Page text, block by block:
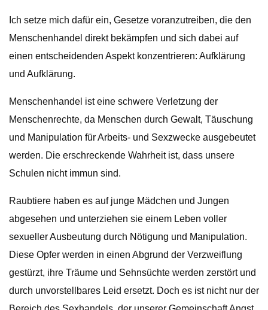
Ich setze mich dafür ein, Gesetze voranzutreiben, die den
Menschenhandel direkt bekämpfen und sich dabei auf
einen entscheidenden Aspekt konzentrieren: Aufklärung
und Aufklärung.
Menschenhandel ist eine schwere Verletzung der
Menschenrechte, da Menschen durch Gewalt, Täuschung
und Manipulation für Arbeits- und Sexzwecke ausgebeutet
werden. Die erschreckende Wahrheit ist, dass unsere
Schulen nicht immun sind.
Raubtiere haben es auf junge Mädchen und Jungen
abgesehen und unterziehen sie einem Leben voller
sexueller Ausbeutung durch Nötigung und Manipulation.
Diese Opfer werden in einen Abgrund der Verzweiflung
gestürzt, ihre Träume und Sehnsüchte werden zerstört und
durch unvorstellbares Leid ersetzt. Doch es ist nicht nur der